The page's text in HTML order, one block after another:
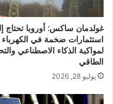
غولدمان ساكس: أوروبا تحتاج
استثمارات ضخمة في الكهرباء
لمواكبة الذكاء الاصطناعي
الطاقي
يوليو 28, 2026